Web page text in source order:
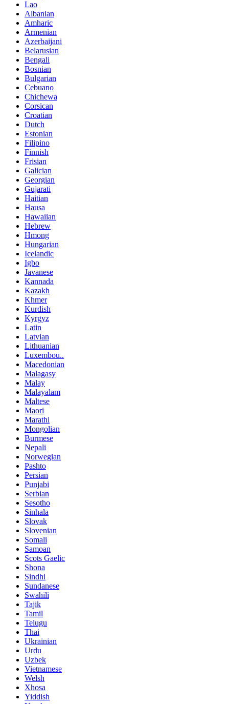
Lao
Albanian
Amharic
Armenian
Azerbaijani
Belarusian
Bengali
Bosnian
Bulgarian
Cebuano
Chichewa
Corsican
Croatian
Dutch
Estonian
Filipino
Finnish
Frisian
Galician
Georgian
Gujarati
Haitian
Hausa
Hawaiian
Hebrew
Hmong
Hungarian
Icelandic
Igbo
Javanese
Kannada
Kazakh
Khmer
Kurdish
Kyrgyz
Latin
Latvian
Lithuanian
Luxembou..
Macedonian
Malagasy
Malay
Malayalam
Maltese
Maori
Marathi
Mongolian
Burmese
Nepali
Norwegian
Pashto
Persian
Punjabi
Serbian
Sesotho
Sinhala
Slovak
Slovenian
Somali
Samoan
Scots Gaelic
Shona
Sindhi
Sundanese
Swahili
Tajik
Tamil
Telugu
Thai
Ukrainian
Urdu
Uzbek
Vietnamese
Welsh
Xhosa
Yiddish